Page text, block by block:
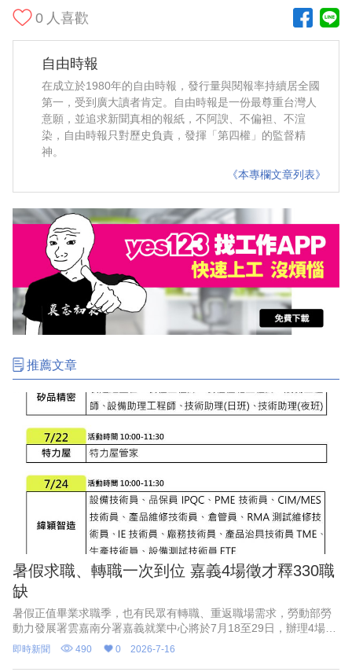
0 人喜歡
自由時報
在成立於1980年的自由時報，發行量與閱報率持續居全國
第一，受到廣大讀者肯定。自由時報是一份最尊重台灣人
意願，並追求新聞真相的報紙，不阿諛、不偏袒、不渲
染，自由時報只對歷史負責，發揮「第四權」的監督精
神。
《本專欄文章列表》
推薦文章
暑假求職、轉職一次到位 嘉義4場徵才釋330職
缺
暑假正值畢業求職季，也有民眾有轉職、重返職場需求，勞動部勞
動力發展署雲嘉南分署嘉義就業中心將於7月18至29日，辦理4場現
場徵才活動，包括半導體封測大廠矽品精密工業等企業，招募製程
工程師、設備工程師、
即時新聞 490 0 2026-7-16